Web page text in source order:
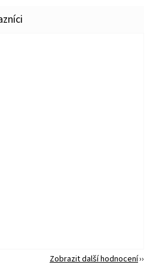
Zobrazit další hodnocení